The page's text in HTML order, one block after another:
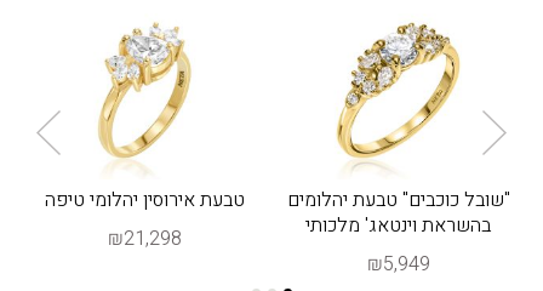
"שובל כוכבים" טבעת יהלומים
בהשראת וינטאג' מלכותי
₪5,949
טבעת אירוסין יהלומי טיפה
₪21,298